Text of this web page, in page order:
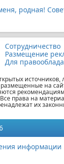
родная!
Сотрудничество
Размещение
Для
на
права на
их
информации